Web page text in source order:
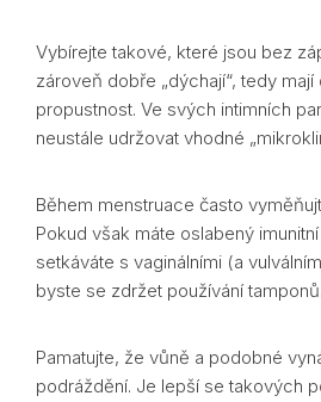
Vybírejte takové, které jsou bez
zároveň dobře „dýchají“, tedy
propustnost. Ve svých intimních
neustále udržovat vhodné
Během menstruace často
Pokud však máte oslabený
setkáváte s vaginálními (a
byste se zdržet používání tamponů.
Pamatujte, že vůně a podobné
podráždění. Je lepší se takových